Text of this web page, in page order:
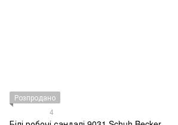
Розпродано
4